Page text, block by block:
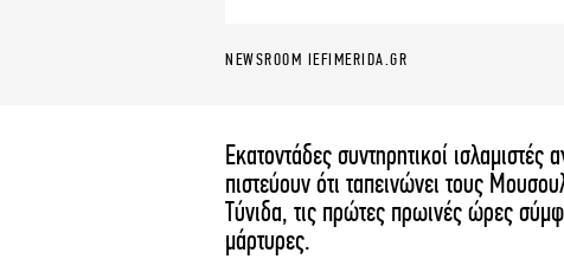
EURO
NEWSLETTER
NEWSROOM IEFIMERIDA.GR
Εκατοντάδες συντηρητικοί
πιστεύουν ότι ταπεινώνει τους
Τύνιδα, τις πρώτες πρωινές ώρες
μάρτυρες.